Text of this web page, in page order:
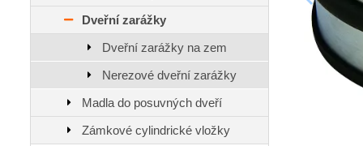
Dveřní zarážky
Dveřní zarážky na zem
Nerezové dveřní zarážky
Madla do posuvných dveří
Zámkové cylindrické vložky